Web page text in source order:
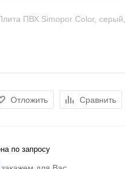
ПВХ Simopor Color,
Отложить Сравнить
по запросу